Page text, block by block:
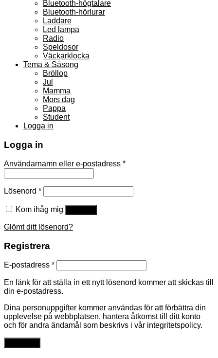
Bluetooth-högtalare
Bluetooth-hörlurar
Laddare
Led lampa
Radio
Speldosor
Väckarklocka
Tema & Säsong
Bröllop
Jul
Mamma
Mors dag
Pappa
Student
Logga in
Logga in
Användarnamn eller e-postadress *
Lösenord *
Kom ihåg mig
Glömt ditt lösenord?
Registrera
E-postadress *
En länk för att ställa in ett nytt lösenord kommer att skickas till
din e-postadress.
Dina personuppgifter kommer användas för att förbättra din
upplevelse på webbplatsen, hantera åtkomst till ditt konto
och för andra ändamål som beskrivs i vår integritetspolicy.